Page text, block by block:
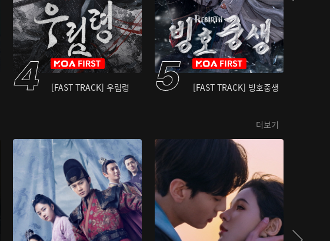
[FAST TRACK] 우림령 [FAST TRACK] 빙호중생
더보기